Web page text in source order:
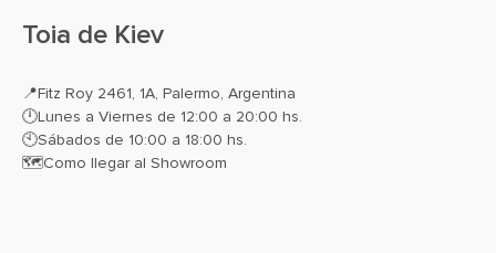
Toia de Kiev
📍Fitz Roy 2461, 1A, Palermo, Argentina
🕛Lunes a Viernes de 12:00 a 20:00 hs.
🕙Sábados de 10:00 a 18:00 hs.
🗺️Como llegar al Showroom